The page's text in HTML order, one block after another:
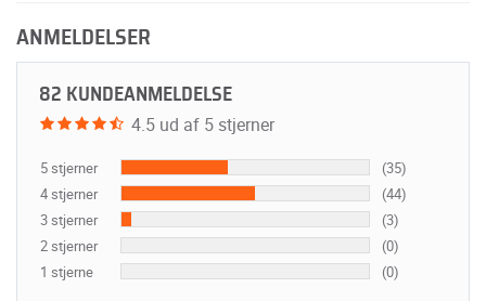
ANMELDELSER
82 KUNDEANMELDELSE
4.5 ud af 5 stjerner
5 stjerner
(35)
4 stjerner
(44)
3 stjerner
(3)
2 stjerner
(0)
1 stjerne
(0)